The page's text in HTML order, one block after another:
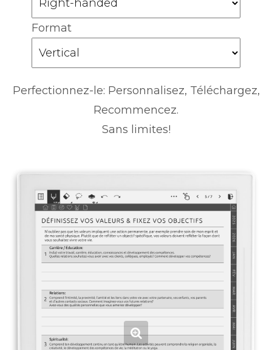
Format
Perfectionnez-le: Personnalisez, Téléchargez,
Recommencez.
Sans limites!